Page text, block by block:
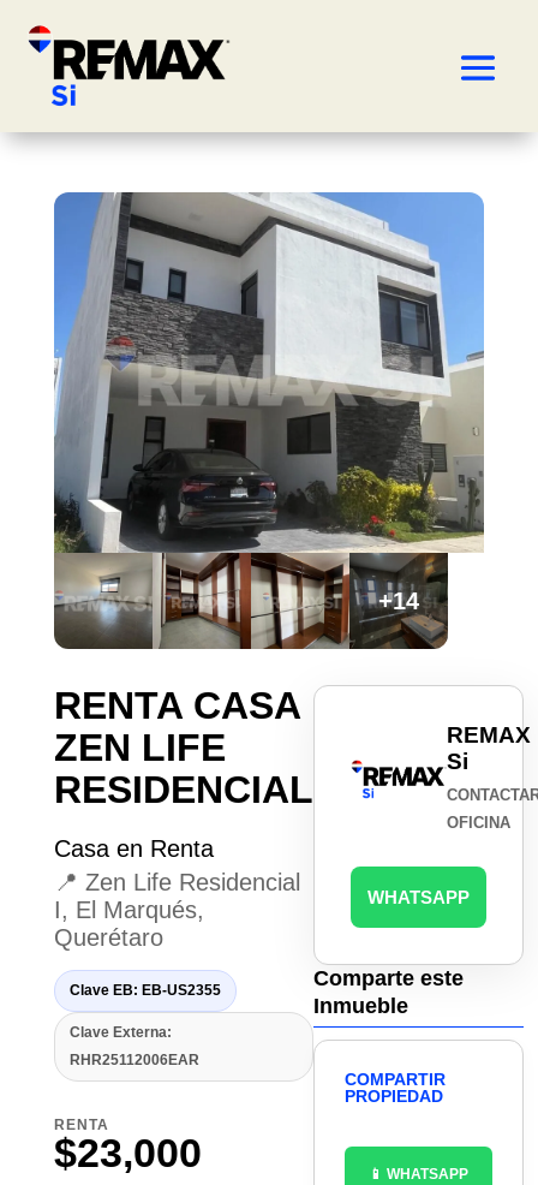
+14
RENTA CASA
ZEN LIFE
RESIDENCIAL
Casa en Renta
📍 Zen Life Residencial
I, El Marqués,
Querétaro
Clave EB: EB-US2355
Clave Externa:
RHR25112006EAR
RENTA
$23,000
REMAX
Si
OFICINA
WHATSAPP
Comparte este
Inmueble
COMPARTIR
PROPIEDAD
📱 WHATSAPP